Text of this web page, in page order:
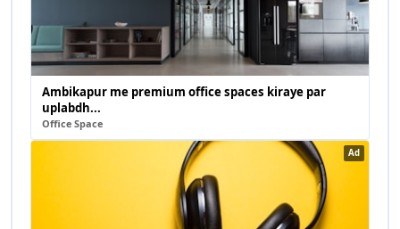
Ambikapur me premium office spaces kiraye par
uplabdh...
Office Space
Ad